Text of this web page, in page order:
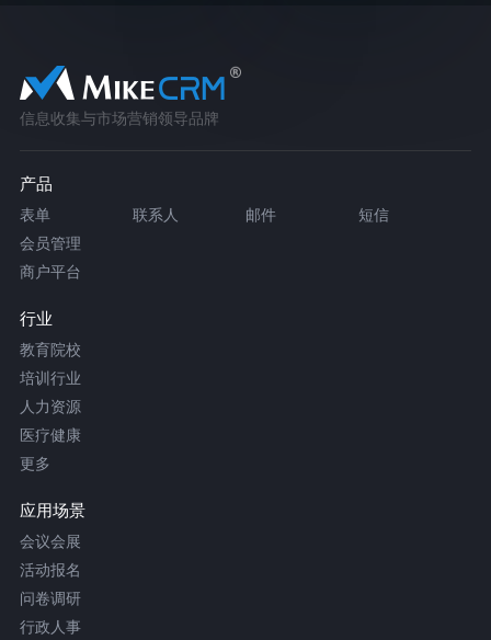
信息收集与市场营销领导品牌
产品
表单 联系人 邮件
短信
会员管理
商户平台
行业
教育院校
培训行业
人力资源
医疗健康
更多
应用场景
会议会展
活动报名
问卷调研
行政人事